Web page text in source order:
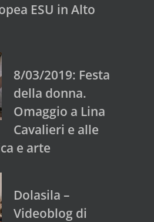
ESU in Alto
8/03/2019: Festa
della donna.
Omaggio a Lina
Cavalieri e alle
e arte
Dolasila –
Videoblog di